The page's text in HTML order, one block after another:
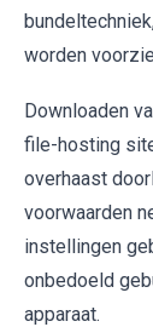
worden
Downloaden
file-hosting
overhaast
voorwaarden
instellingen
onbedoeld
apparaat.